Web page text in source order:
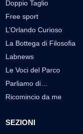
Doppio Taglio
Free sport
L’Orlando Curioso
La Bottega di Filosofia
Labnews
Le Voci del Parco
Parliamo di…
Ricomincio da me
SEZIONI